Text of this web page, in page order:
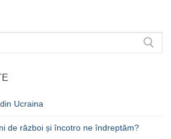
Ucraina
de război și încotro ne îndreptăm?